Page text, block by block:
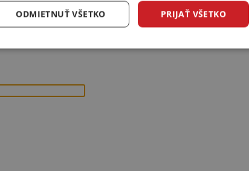
PRIJAŤ VŠETKO
ODMIETNUŤ VŠETKO